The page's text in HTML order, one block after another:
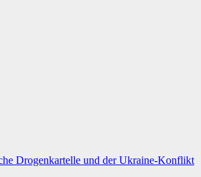
Drogenkartelle und der Ukraine-Konflikt